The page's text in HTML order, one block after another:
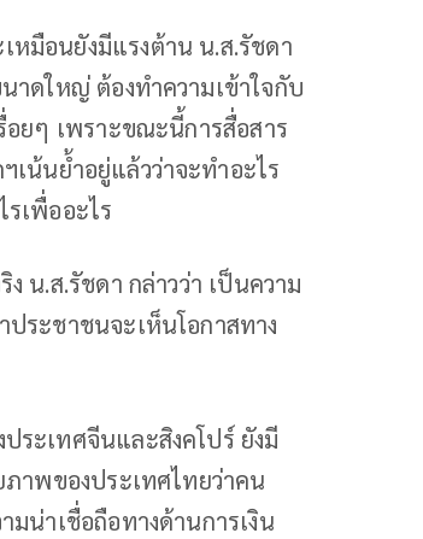
หมือนยังมีแรงต้าน น.ส.รัชดา
าดใหญ่ ต้องทำความเข้าใจกับ
อยๆ เพราะขณะนี้การสื่อสาร
เน้นย้ำอยู่แล้วว่าจะทำอะไร
รเพื่ออะไร
น.ส.รัชดา กล่าวว่า เป็นความ
ระชาชนจะเห็นโอกาสทาง
ระเทศจีนและสิงคโปร์ ยังมี
าพของประเทศไทยว่าคน
มน่าเชื่อถือทางด้านการเงิน